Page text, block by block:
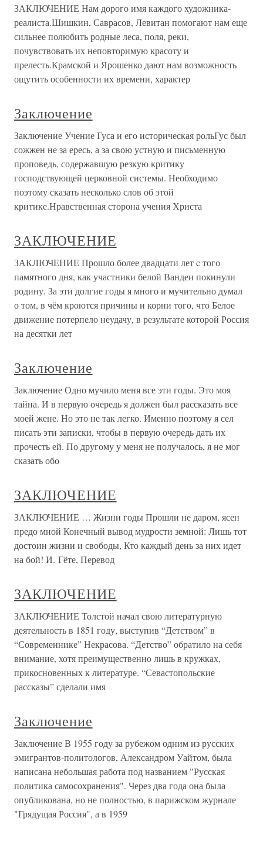
ЗАКЛЮЧЕНИЕ Нам дорого имя каждого художника-
реалиста.Шишкин, Саврасов, Левитан помогают нам еще
сильнее полюбить родные леса, поля, реки,
почувствовать их неповторимую красоту и
прелесть.Крамской и Ярошенко дают нам возможность
ощутить особенности их времени, характер
Заключение
Заключение Учение Гуса и его историческая рольГус был
сожжен не за ересь, а за свою устную и письменную
проповедь, содержавшую резкую критику
господствующей церковной системы. Необходимо
поэтому сказать несколько слов об этой
критике.Нравственная сторона учения Христа
ЗАКЛЮЧЕНИЕ
ЗАКЛЮЧЕНИЕ Прошло более двадцати лет c того
памятного дня, как участники белой Вандеи покинули
родину. За эти долгие годы я много и мучительно думал
о том, в чём кроются причины и корни того, что Белое
движение потерпело неудачу, в результате которой Россия
на десятки лет
Заключение
Заключение Одно мучило меня все эти годы. Это моя
тайна. И в первую очередь я должен был рассказать все
моей жене. Но это не так легко. Именно поэтому я сел
писать эти записки, чтобы в первую очередь дать их
прочесть ей. По другому у меня не получалось, я не мог
сказать обо
ЗАКЛЮЧЕНИЕ
ЗАКЛЮЧЕНИЕ … Жизни годы Прошли не даром, ясен
предо мной Конечный вывод мудрости земной: Лишь тот
достоин жизни и свободы, Кто каждый день за них идет
на бой! И. Гёте, Перевод
ЗАКЛЮЧЕНИЕ
ЗАКЛЮЧЕНИЕ Толстой начал свою литературную
деятельность в 1851 году, выступив “Детством” в
“Современнике” Некрасова. “Детство” обратило на себя
внимание, хотя преимущественно лишь в кружках,
прикосновенных к литературе. “Севастопольские
рассказы” сделали имя
Заключение
Заключение В 1955 году за рубежом одним из русских
эмигрантов-политологов, Александром Уайтом, была
написана небольшая работа под названием "Русская
политика самосохранения". Через два года она была
опубликована, но не полностью, в парижском журнале
"Грядущая Россия", а в 1959